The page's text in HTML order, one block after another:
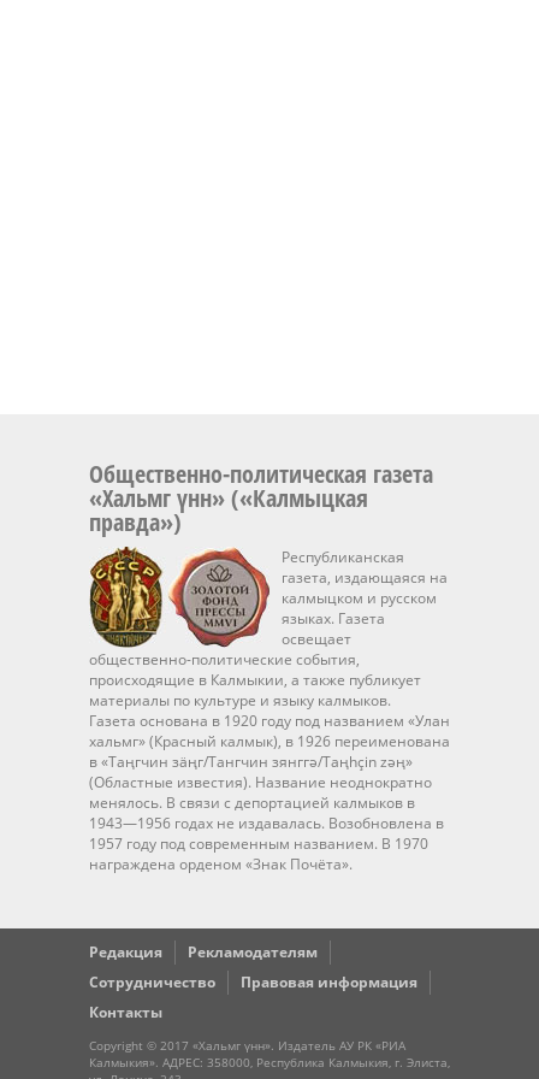
Общественно-политическая газета
«Хальмг үнн» («Калмыцкая
правда»)
Республиканская
газета, издающаяся на
калмыцком и русском
языках. Газета
освещает
общественно-политические события,
происходящие в Калмыкии, а также публикует
материалы по культуре и языку калмыков.
Газета основана в 1920 году под названием «Улан
хальмг» (Красный калмык), в 1926 переименована
в «Таңгчин зäңг/Тангчин зянггә/Taңhçin zәң»
(Областные известия). Название неоднократно
менялось. В связи с депортацией калмыков в
1943—1956 годах не издавалась. Возобновлена в
1957 году под современным названием. В 1970
награждена орденом «Знак Почёта».
Редакция
Рекламодателям
Сотрудничество
Правовая информация
Контакты
Copyright © 2017 «Хальмг үнн». Издатель АУ РК «РИА
Калмыкия». АДРЕС: 358000, Республика Калмыкия, г. Элиста,